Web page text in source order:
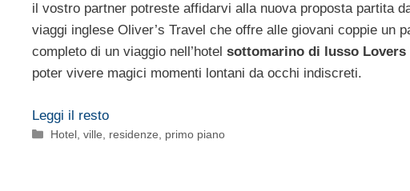
il vostro partner potreste affidarvi alla nuova proposta partita
viaggi inglese Oliver’s Travel che offre alle giovani coppie un
completo di un viaggio nell’hotel sottomarino di lusso Lovers
poter vivere magici momenti lontani da occhi indiscreti.
Leggi il resto
Categorie
Hotel, ville, residenze primo piano